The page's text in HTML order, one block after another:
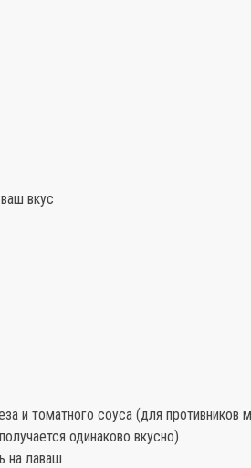
вкус
и томатного соуса (для противников
одинаково вкусно)
на лаваш